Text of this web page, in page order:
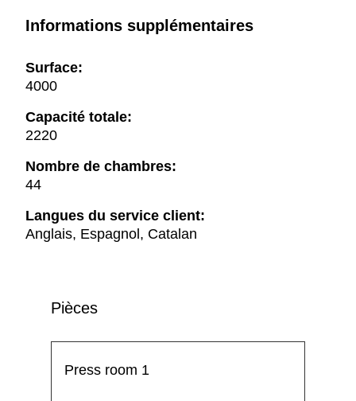
Informations supplémentaires
Surface:
4000
Capacité totale:
2220
Nombre de chambres:
44
Langues du service client:
Anglais, Espagnol, Catalan
Pièces
Press room 1